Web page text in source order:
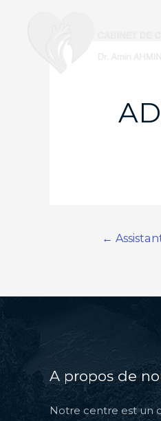
←
A propos de
Notre centre est un